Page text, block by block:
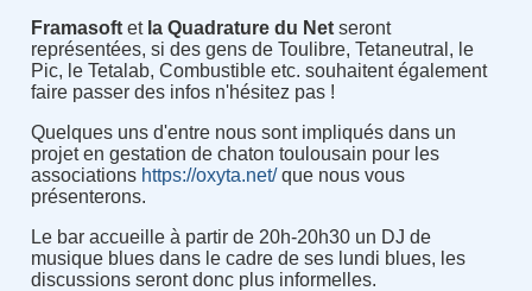
Framasoftet la Quadrature du Netseront
représentées, si des gens de Toulibre, Tetaneutral, le
Pic, le Tetalab, Combustible etc. souhaitent également
faire passer des infos n'hésitez pas !
Quelques uns d'entre nous sont impliqués dans un
projet en gestation de chaton toulousain pour les
associations https://oxyta.net/que nous vous
présenterons.
Le bar accueille à partir de 20h-20h30 un DJ de
musique blues dans le cadre de ses lundi blues, les
discussions seront donc plus informelles.